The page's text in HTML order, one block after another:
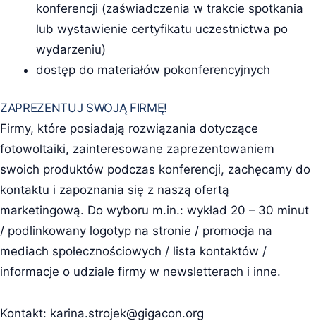
konferencji (zaświadczenia w trakcie spotkania
lub wystawienie certyfikatu uczestnictwa po
wydarzeniu)
dostęp do materiałów pokonferencyjnych
ZAPREZENTUJ SWOJĄ FIRMĘ!
Firmy, które posiadają rozwiązania dotyczące
fotowoltaiki, zainteresowane zaprezentowaniem
swoich produktów podczas konferencji, zachęcamy do
kontaktu i zapoznania się z naszą ofertą
marketingową. Do wyboru m.in.: wykład 20 – 30 minut
/ podlinkowany logotyp na stronie / promocja na
mediach społecznościowych / lista kontaktów /
informacje o udziale firmy w newsletterach i inne.
Kontakt: karina.strojek@gigacon.org